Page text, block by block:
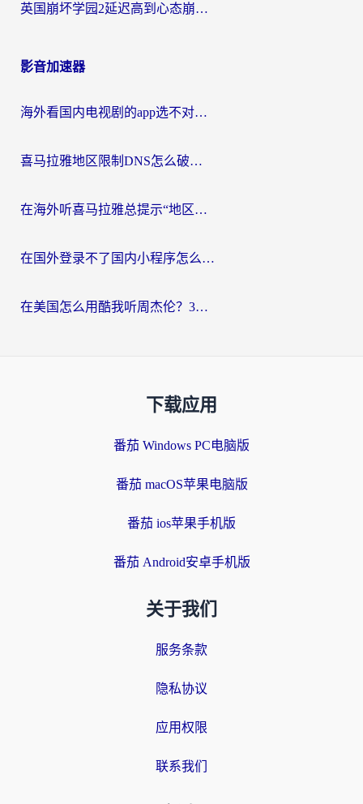
英国崩坏学园2延迟高到心态崩？海外党国服游戏加速终极指南
影音加速器
海外看国内电视剧的app选不对？这份回国加速器避坑指南帮你流畅追剧
喜马拉雅地区限制DNS怎么破？海外党听国内音乐听书的终极解决方案
在海外听喜马拉雅总提示“地区限制”？3步轻松解除+听国内音乐全攻略
在国外登录不了国内小程序怎么办？选对回国加速器，轻松解锁国内资源
在美国怎么用酷我听周杰伦？3步搞定海外听歌难题
下载应用
番茄 Windows PC电脑版
番茄 macOS苹果电脑版
番茄 ios苹果手机版
番茄 Android安卓手机版
关于我们
服务条款
隐私协议
应用权限
联系我们